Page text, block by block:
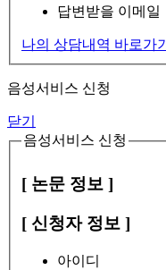
답변받을 이메일
나의 상담내역 바로가기
음성서비스 신청
닫기
음성서비스 신청
[ 논문 정보 ]
[ 신청자 정보 ]
아이디